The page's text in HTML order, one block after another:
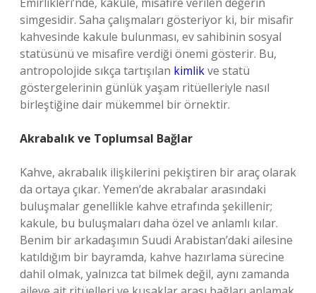
simgesidir. Saha çalışmaları gösteriyor ki, bir misafir
kahvesinde kakule bulunması, ev sahibinin sosyal
statüsünü ve misafire verdiği önemi gösterir. Bu,
antropolojide sıkça tartışılan kimlikve statü
göstergelerinin günlük yaşam ritüelleriyle nasıl
birleştiğine dair mükemmel bir örnektir.
Akrabalık ve Toplumsal Bağlar
Kahve, akrabalık ilişkilerini pekiştiren bir araç olarak
da ortaya çıkar. Yemen’de akrabalar arasındaki
buluşmalar genellikle kahve etrafında şekillenir;
kakule, bu buluşmaları daha özel ve anlamlı kılar.
Benim bir arkadaşımın Suudi Arabistan’daki ailesine
katıldığım bir bayramda, kahve hazırlama sürecine
dahil olmak, yalnızca tat bilmek değil, aynı zamanda